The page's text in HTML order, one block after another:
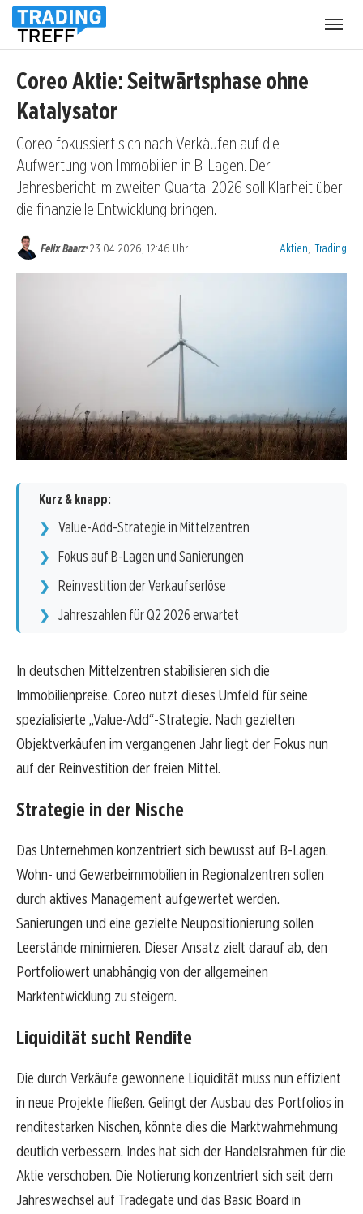
Coreo Aktie: Seitwärtsphase ohne
Katalysator
Coreo fokussiert sich nach Verkäufen auf die
Aufwertung von Immobilien in B-Lagen. Der
Jahresbericht im zweiten Quartal 2026 soll Klarheit über
die finanzielle Entwicklung bringen.
Felix Baarz•23.04.2026, 12:46 Uhr Kategorien:
Aktien Trading
Kurz & knapp:
Value-Add-Strategie in Mittelzentren
Fokus auf B-Lagen und Sanierungen
Reinvestition der Verkaufserlöse
Jahreszahlen für Q2 2026 erwartet
In deutschen Mittelzentren stabilisieren sich die
Immobilienpreise. Coreo nutzt dieses Umfeld für seine
spezialisierte „Value-Add“-Strategie. Nach gezielten
Objektverkäufen im vergangenen Jahr liegt der Fokus nun
auf der Reinvestition der freien Mittel.
Strategie in der Nische
Das Unternehmen konzentriert sich bewusst auf B-Lagen.
Wohn- und Gewerbeimmobilien in Regionalzentren sollen
durch aktives Management aufgewertet werden.
Sanierungen und eine gezielte Neupositionierung sollen
Leerstände minimieren. Dieser Ansatz zielt darauf ab, den
Portfoliowert unabhängig von der allgemeinen
Marktentwicklung zu steigern.
Liquidität sucht Rendite
Die durch Verkäufe gewonnene Liquidität muss nun effizient
in neue Projekte fließen. Gelingt der Ausbau des Portfolios in
renditestarken Nischen, könnte dies die Marktwahrnehmung
deutlich verbessern. Indes hat sich der Handelsrahmen für die
Aktie verschoben. Die Notierung konzentriert sich seit dem
Jahreswechsel auf Tradegate und das Basic Board in